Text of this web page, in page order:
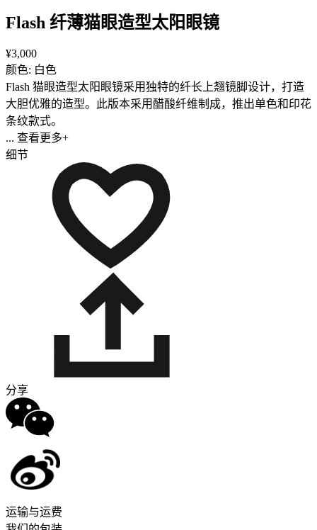
Flash 纤薄猫眼造型太阳眼镜
¥3,000
颜色: 白色
Flash 猫眼造型太阳眼镜采用独特的纤长上翘镜脚设计，打造
大胆优雅的造型。此版本采用醋酸纤维制成，推出单色和印花
条纹款式。
... 查看更多+
细节
分享
运输与运费